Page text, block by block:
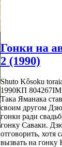
Гонки на
2 (1990)
Shuto Kôsoku
1990КП 804267
Така Яманака
своим другом
гонки ради
гонку Саваки.
отговорить, хотя
вызвать на